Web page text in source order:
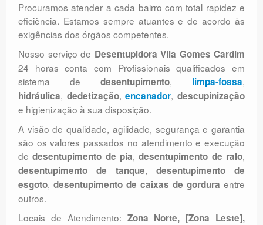
Procuramos atender a cada bairro com total rapidez e
eficiência. Estamos sempre atuantes e de acordo às
exigências dos órgãos competentes.
Nosso serviço de Desentupidora Vila Gomes Cardim
24 horas conta com Profissionais qualificados em
sistema de desentupimento, limpa-fossa,
hidráulica, dedetização,encanador,descupinização
e higienização à sua disposição.
A visão de qualidade, agilidade, segurança e garantia
são os valores passados no atendimento e execução
dedesentupimento de pia,desentupimento de ralo,
desentupimento de tanque, desentupimento de
esgoto, desentupimento de caixas de gordura entre
outros.
Locais de Atendimento: Zona Norte, [Zona Leste],